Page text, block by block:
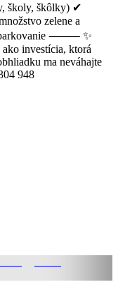
školy, škôlky) ✔
zelene a
parkovanie ⸻ ✨
investícia, ktorá
ma neváhajte
948